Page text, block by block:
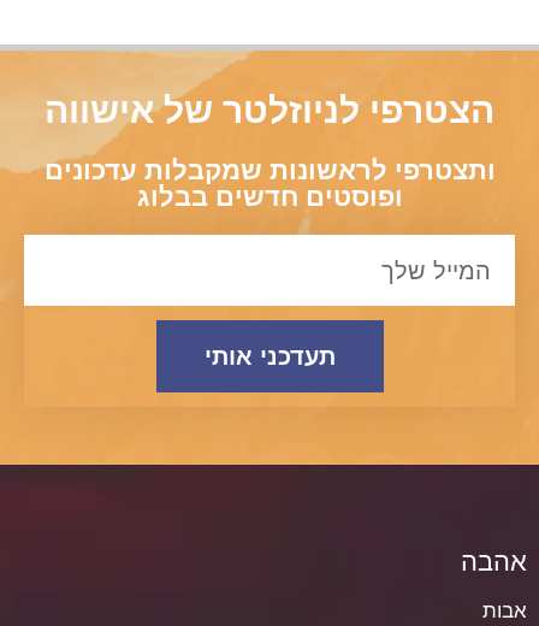
הצטרפי לניוזלטר של אישווה
ותצטרפי לראשונות שמקבלות עדכונים
ופוסטים חדשים בבלוג
תעדכני אותי
אהבה
אבות